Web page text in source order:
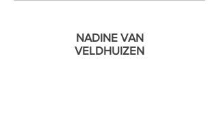
NADINE VAN
VELDHUIZEN